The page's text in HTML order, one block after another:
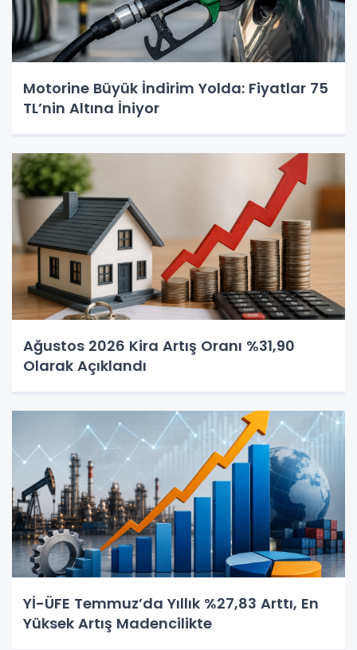
Motorine Büyük İndirim Yolda: Fiyatlar 75
TL’nin Altına İniyor
Ağustos 2026 Kira Artış Oranı %31,90
Olarak Açıklandı
Yİ-ÜFE Temmuz’da Yıllık %27,83 Arttı, En
Yüksek Artış Madencilikte